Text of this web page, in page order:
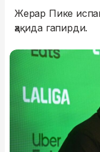
Жерар Пике
ҳақида гапирди.